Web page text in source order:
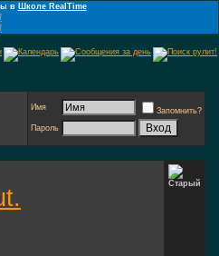
в Школе RealTime
Имя
Запомнить?
Пароль